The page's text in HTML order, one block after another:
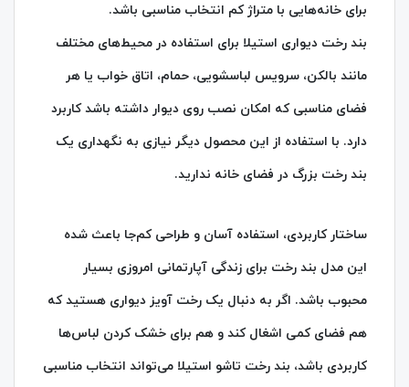
برای خانه‌هایی با متراژ کم انتخاب مناسبی باشد.
بند رخت دیواری استیلا برای استفاده در محیط‌های مختلف
مانند بالکن، سرویس لباسشویی، حمام، اتاق خواب یا هر
فضای مناسبی که امکان نصب روی دیوار داشته باشد کاربرد
دارد. با استفاده از این محصول دیگر نیازی به نگهداری یک
بند رخت بزرگ در فضای خانه ندارید.
ساختار کاربردی، استفاده آسان و طراحی کم‌جا باعث شده
این مدل بند رخت برای زندگی آپارتمانی امروزی بسیار
محبوب باشد. اگر به دنبال یک رخت آویز دیواری هستید که
هم فضای کمی اشغال کند و هم برای خشک کردن لباس‌ها
کاربردی باشد، بند رخت تاشو استیلا می‌تواند انتخاب مناسبی